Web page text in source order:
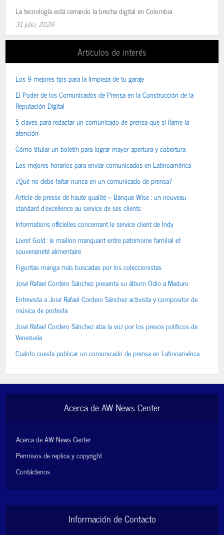
La tecnología está cerrando la brecha digital en Colombia
31 julio, 2026
Artículos de interés
Los 9 mejores tips para la limpieza de tu garaje
El Poder de los Comunicados de Prensa en la Construcción de la
Reputación Digital
5 claves para redactar un comunicado de prensa que sí llame la
atención
Cómo titular un boletín para lograr mayor apertura y cobertura
Los mejores horarios para enviar comunicados en Latinoamérica
¿Qué no debe faltar nunca en un comunicado de prensa?
Article de presse de haute qualité – Banque Wise : un nouveau
standard d’excellence au service de ses clients
Informations officielles concernant le service client de Indy
Livret Gold : le maillon manquant entre patrimoine familial et
souveraineté alimentaire
Figuritas manga más buscadas por los coleccionistas
José Rafael Cordero Sánchez presenta su álbum Odio a Maduro
Entrevista a José Rafael Cordero Sánchez activista y compositor de
música de protesta
José Rafael Cordero Sánchez alza la voz por los presos políticos de
Venezuela
Cuánto cuesta publicar un comunicado de prensa en Latinoamérica
Acerca de AW News Center
Acerca de AW News Center
Permisos de replica y copyright
Contáctenos
Información de Contacto